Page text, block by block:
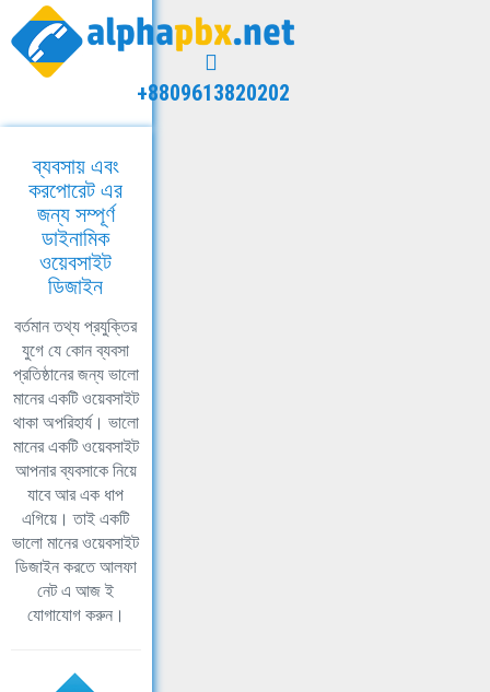
+8809613820202
ব্যবসায় এবং
করপোরেট এর
জন্য সম্পূর্ণ
ডাইনামিক
ওয়েবসাইট
ডিজাইন
বর্তমান তথ্য প্রযুক্তির
যুগে যে কোন ব্যবসা
প্রতিষ্ঠানের জন্য ভালো
মানের একটি ওয়েবসাইট
থাকা অপরিহার্য। ভালো
মানের একটি ওয়েবসাইট
আপনার ব্যবসাকে নিয়ে
যাবে আর এক ধাপ
এগিয়ে। তাই একটি
ভালো মানের ওয়েবসাইট
ডিজাইন করতে আলফা
নেট এ আজ ই
যোগাযোগ করুন।